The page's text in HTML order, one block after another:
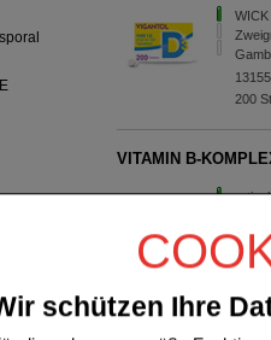
schützen Ihre
200St
VITAMIN B-
120
NASENDUO